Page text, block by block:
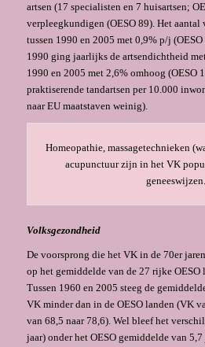
artsen (17 specialisten en 7 huisartsen;
verpleegkundigen (OESO 89). Het
tussen 1990 en 2005 met 0,9% p/j
1990 ging jaarlijks de artsendichtheid
1990 en 2005 met 2,6% omhoog (OESO
praktiserende tandartsen per 10.000
naar EU maatstaven weinig).
Homeopathie, massagetechnieken
acupunctuur zijn in het VK
geneeswijzen.
Volksgezondheid
De voorsprong die het VK in de 70er
op het gemiddelde van de 27 rijke
Tussen 1960 en 2005 steeg de
VK minder dan in de OESO landen (VK
van 68,5 naar 78,6). Wel bleef het
jaar) onder het OESO gemiddelde van